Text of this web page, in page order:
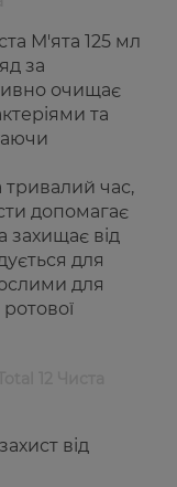
М'ята 125 мл
за
очищає
та
тривалий час,
допомагає
захищає від
для
для
від